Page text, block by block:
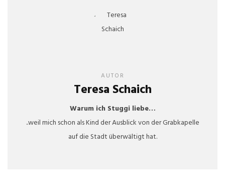
AUTOR
Teresa Schaich
Warum ich Stuggi liebe…
..weil mich schon als Kind der Ausblick von der Grabkapelle
auf die Stadt überwältigt hat.